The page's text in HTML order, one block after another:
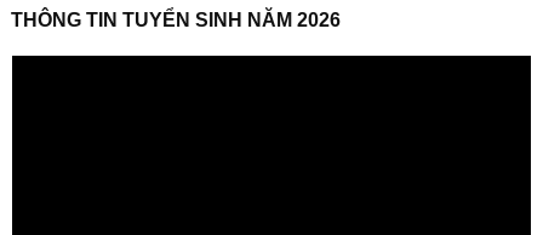
THÔNG TIN TUYỂN SINH NĂM 2026